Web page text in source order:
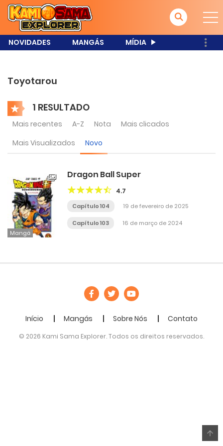
NOVIDADES MANGÁS MÍDIA
Toyotarou
1 RESULTADO
Mais recentes A-Z Nota
Mais clicados
Mais Visualizados
Novo
Mangá
Dragon Ball Super
4.7
Capítulo 104 19 de fevereiro de 2025
Capítulo 103 16 de março de 2024
Início Mangás Sobre Nós Contato
© 2026 Kami Sama Explorer. Todos os direitos reservados.